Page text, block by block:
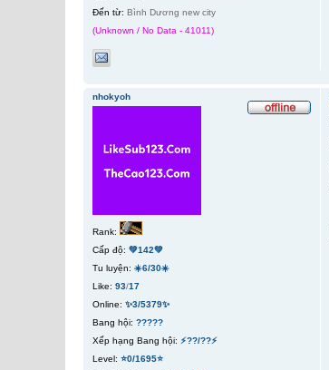
Đến từ: Bình Dương new city
(Unknown / No Data - 41011)
nhokyoh
Rank:
Cấp độ: 💚142💚
Tu luyện: ☀️6/30☀️
Like: 93/17
Online: ✨3/5379✨
Bang hội: ?????
Xếp hạng Bang hội: ⚡??/??⚡
Level: ⭐0/1695⭐